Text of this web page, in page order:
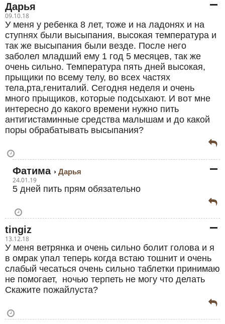
Дарья
09.10.18
У меня у ребенка 8 лет, тоже и на ладонях и на
ступнях были высыпания, высокая температура и
так же высыпания были везде. После него
заболел младший ему 1 год 5 месяцев, так же
очень сильно. Температура пять дней высокая,
прыщики по всему телу, во всех частях
тела,рта,гениталий. Сегодня неделя и очень
много прыщиков, которые подсыхают. И вот мне
интересно до какого времени нужно пить
антигистаминные средства малышам и до какой
поры обрабатывать высыпания?
Фатима
Дарья
24.01.19
5 дней пить прям обязательно
tingiz
13.12.18
У меня ветрянка и очень сильно болит голова и я
в омрак упал теперь когда встаю тошнит и очень
слабый чесаться очень сильно таблетки принимаю
не помогает, ночью терпеть не могу что делать
Скажите пожайлуста?